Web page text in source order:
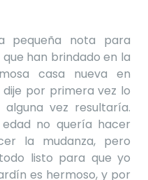
pequeña nota para
han brindadoen la
casa nueva en
por primera vez lo
vez resultaría.
no quería hacer
la mudanza, pero
listo para que yo
es hermoso, y por